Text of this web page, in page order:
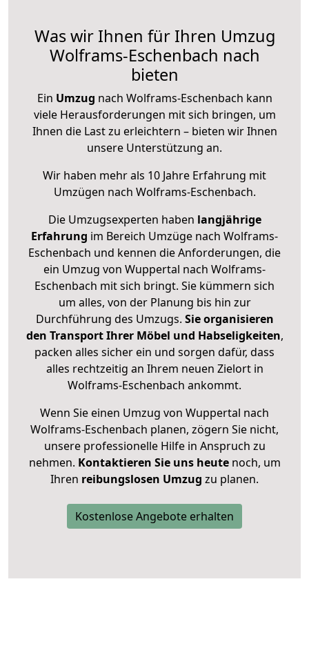
Was wir Ihnen für Ihren Umzug
Wolframs-Eschenbach nach
bieten
Ein Umzug nach Wolframs-Eschenbach kann
viele Herausforderungen mit sich bringen, um
Ihnen die Last zu erleichtern – bieten wir Ihnen
unsere Unterstützung an.
Wir haben mehr als 10 Jahre Erfahrung mit
Umzügen nach Wolframs-Eschenbach.
Die Umzugsexperten haben langjährige
Erfahrung im Bereich Umzüge nach Wolframs-
Eschenbach und kennen die Anforderungen, die
ein Umzug von Wuppertal nach Wolframs-
Eschenbach mit sich bringt. Sie kümmern sich
um alles, von der Planung bis hin zur
Durchführung des Umzugs. Sie organisieren
den Transport Ihrer Möbel und Habseligkeiten,
packen alles sicher ein und sorgen dafür, dass
alles rechtzeitig an Ihrem neuen Zielort in
Wolframs-Eschenbach ankommt.
Wenn Sie einen Umzug von Wuppertal nach
Wolframs-Eschenbach planen, zögern Sie nicht,
unsere professionelle Hilfe in Anspruch zu
nehmen. Kontaktieren Sie uns heutenoch, um
Ihren reibungslosen Umzug zu planen.
Kostenlose Angebote erhalten